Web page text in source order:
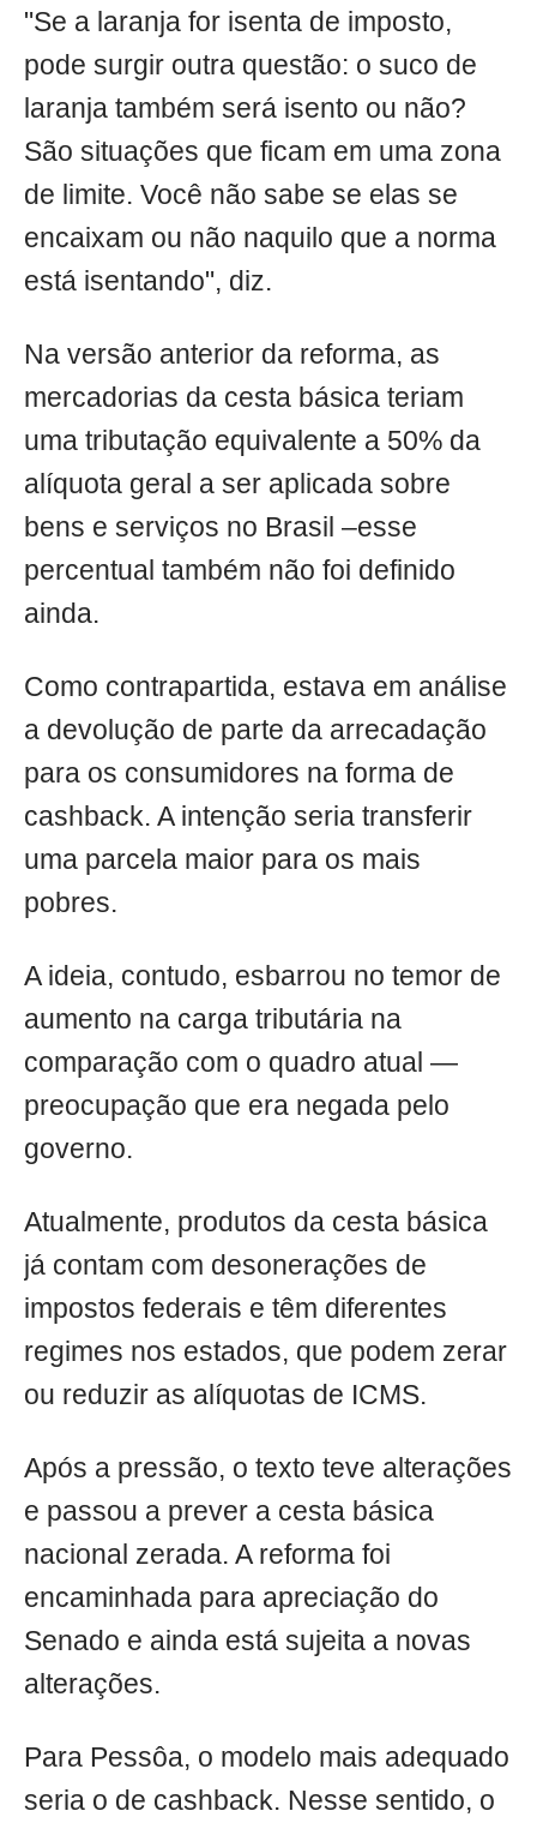
"Se a laranja for isenta de imposto,
pode surgir outra questão: o suco de
laranja também será isento ou não?
São situações que ficam em uma zona
de limite. Você não sabe se elas se
encaixam ou não naquilo que a norma
está isentando", diz.
Na versão anterior da reforma, as
mercadorias da cesta básica teriam
uma tributação equivalente a 50% da
alíquota geral a ser aplicada sobre
bens e serviços no Brasil –esse
percentual também não foi definido
ainda.
Como contrapartida, estava em análise
a devolução de parte da arrecadação
para os consumidores na forma de
cashback. A intenção seria transferir
uma parcela maior para os mais
pobres.
A ideia, contudo, esbarrou no temor de
aumento na carga tributária na
comparação com o quadro atual —
preocupação que era negada pelo
governo.
Atualmente, produtos da cesta básica
já contam com desonerações de
impostos federais e têm diferentes
regimes nos estados, que podem zerar
ou reduzir as alíquotas de ICMS.
Após a pressão, o texto teve alterações
e passou a prever a cesta básica
nacional zerada. A reforma foi
encaminhada para apreciação do
Senado e ainda está sujeita a novas
alterações.
Para Pessôa, o modelo mais adequado
seria o de cashback. Nesse sentido, o